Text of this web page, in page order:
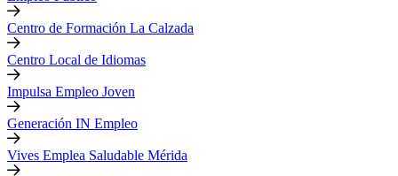
Centro de Formación La Calzada
Centro Local de Idiomas
Impulsa Empleo Joven
Generación IN Empleo
Vives Emplea Saludable Mérida